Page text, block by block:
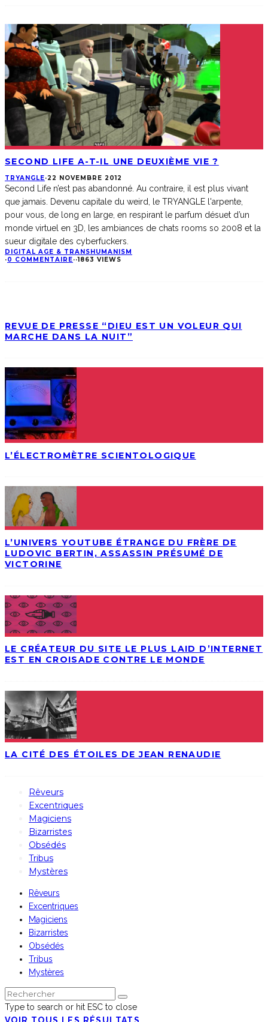
SECOND LIFE A-T-IL UNE DEUXIÈME VIE ?
TRYANGLE·22 NOVEMBRE 2012
Second Life n’est pas abandonné. Au contraire, il est plus vivant
que jamais. Devenu capitale du weird, le TRYANGLE l'arpente,
pour vous, de long en large, en respirant le parfum désuet d’un
monde virtuel en 3D, les ambiances de chats rooms so 2008 et la
sueur digitale des cyberfuckers.
DIGITAL AGE & TRANSHUMANISM
·0 COMMENTAIRE··1863 VIEWS
REVUE DE PRESSE “DIEU EST UN VOLEUR QUI
MARCHE DANS LA NUIT”
L’ÉLECTROMÈTRE SCIENTOLOGIQUE
L’UNIVERS YOUTUBE ÉTRANGE DU FRÈRE DE
LUDOVIC BERTIN, ASSASSIN PRÉSUMÉ DE
VICTORINE
LE CRÉATEUR DU SITE LE PLUS LAID D’INTERNET
EST EN CROISADE CONTRE LE MONDE
LA CITÉ DES ÉTOILES DE JEAN RENAUDIE
Rêveurs
Excentriques
Magiciens
Bizarristes
Obsédés
Tribus
Mystères
Rêveurs
Excentriques
Magiciens
Bizarristes
Obsédés
Tribus
Mystères
Type to search or hit ESC to close